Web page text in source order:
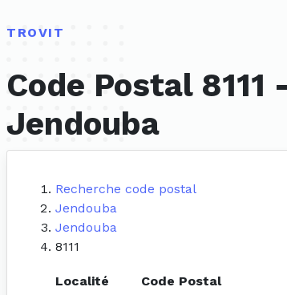
TROVIT
Code Postal
Jendouba
Recherche code postal
Jendouba
Jendouba
8111
Localité
Code Postal